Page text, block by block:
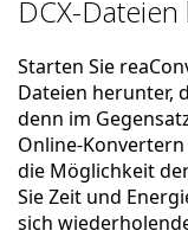
DCX-
Starten Sie
Dateien herunter,
denn im
Online-
die Möglichkeit
Sie Zeit und
sich